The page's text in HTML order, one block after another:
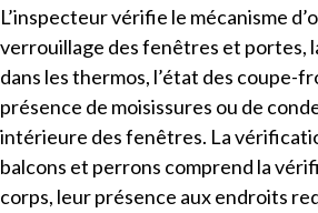
L’inspecteur vérifie le mécanisme
verrouillage des fenêtres et portes,
dans les thermos, l’état des coupe-
présence de moisissures ou de
intérieure des fenêtres. La
balcons et perrons comprend la
corps, leur présence aux endroits